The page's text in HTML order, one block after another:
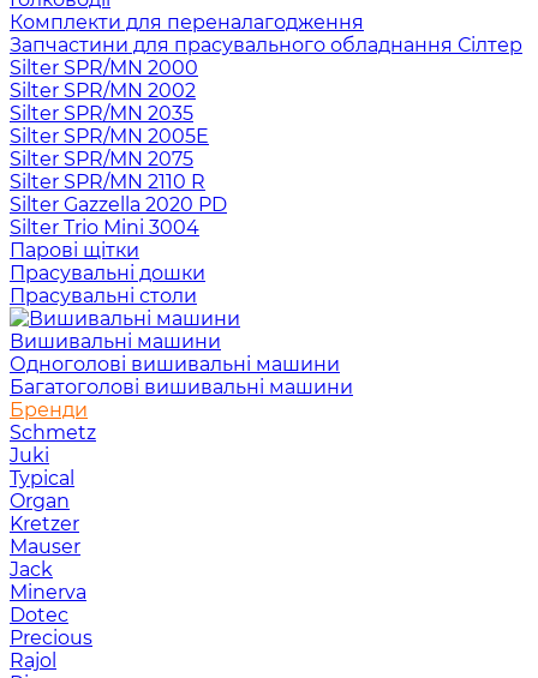
Комплекти для переналагодження
Запчастини для прасувального обладнання Сілтер
Silter SPR/MN 2000
Silter SPR/MN 2002
Silter SPR/MN 2035
Silter SPR/MN 2005E
Silter SPR/MN 2075
Silter SPR/MN 2110 R
Silter Gazzella 2020 PD
Silter Trio Mini 3004
Парові щітки
Прасувальні дошки
Прасувальні столи
Вишивальні машини
Одноголові вишивальні машини
Багатоголові вишивальні машини
Бренди
Schmetz
Juki
Typical
Organ
Kretzer
Mauser
Jack
Minerva
Dotec
Precious
Rajol